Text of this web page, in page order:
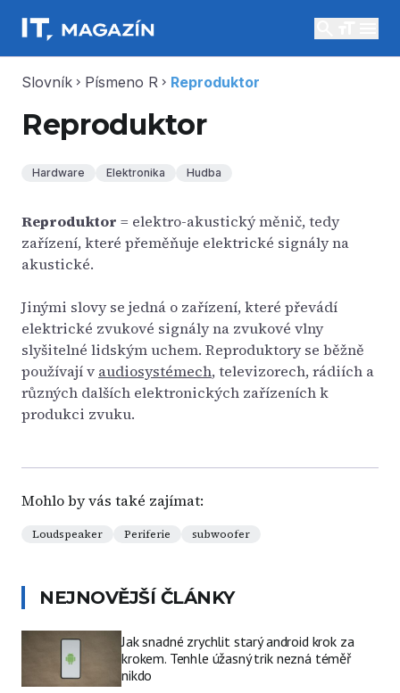
Slovník chevron_right Písmeno R chevron_right Reproduktor
Reproduktor
Hardware Elektronika Hudba
Reproduktor = elektro-akustický měnič, tedy
zařízení, které přeměňuje elektrické signály na
akustické.
Jinými slovy se jedná o zařízení, které převádí
elektrické zvukové signály na zvukové vlny
slyšitelné lidským uchem. Reproduktory se běžně
používají v audiosystémech, televizorech, rádiích a
různých dalších elektronických zařízeních k
produkci zvuku.
Mohlo by vás také zajímat:
Loudspeaker Periferie subwoofer
NEJNOVĚJŠÍ ČLÁNKY
Jak snadné zrychlit starý android krok za
krokem. Tenhle úžasný trik nezná téměř
nikdo